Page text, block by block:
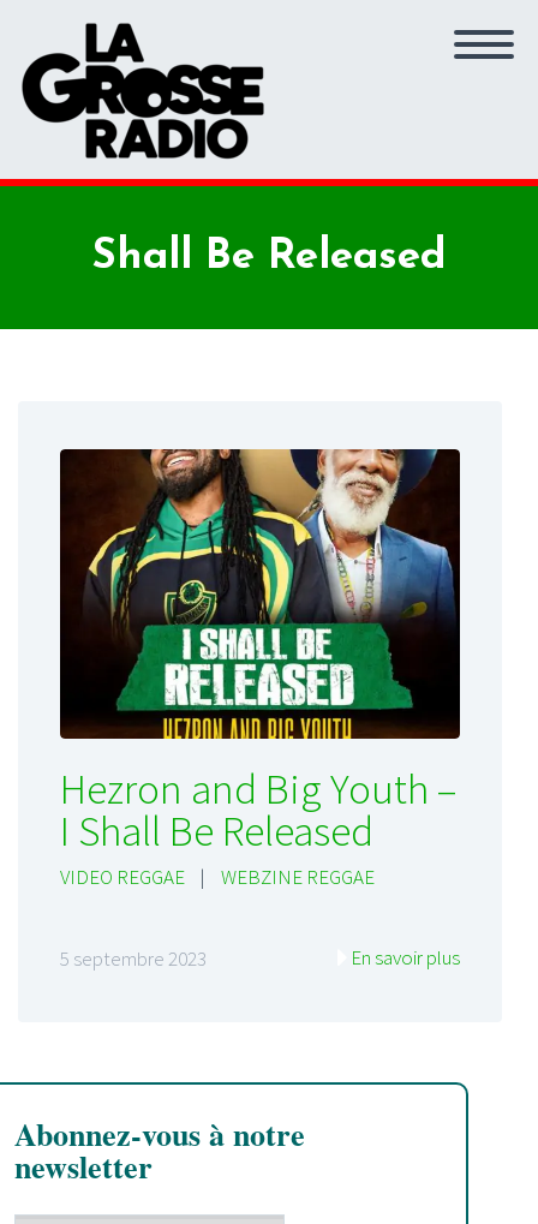
Shall Be Released
Hezron and Big Youth –
I Shall Be Released
VIDEO REGGAE | WEBZINE REGGAE
5 septembre 2023 En savoir plus
Abonnez-vous à notre
newsletter